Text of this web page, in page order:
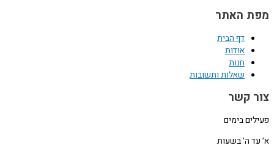
מפת האתר
דף הבית
אודות
חנות
שאלות ותשובות
צור קשר
פעילים בימים
א’ עד ה’ בשעות